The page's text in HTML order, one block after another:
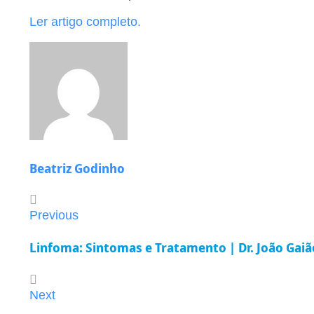
Ler artigo completo.
Beatriz Godinho
Previous
Linfoma: Sintomas e Tratamento | Dr. João
Next